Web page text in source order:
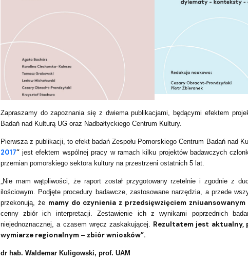
Zapraszamy do zapoznania się z dwiema publikacjami, będącymi efektem
Badań nad Kulturą UG oraz Nadbałtyckiego Centrum Kultury.
Pierwsza z publikacji, to efekt badań Zespołu Pomorskiego Centrum Badań nad
2017”jest efektem wspólnej pracy w ramach kilku projektów badawczych
przemian pomorskiego sektora kultury na przestrzeni ostatnich 5 lat.
„Nie mam wątpliwości, że raport został przygotowany rzetelnie i zgodnie z
ilościowym. Podjęte procedury badawcze, zastosowane narzędzia, a przede
przekonują, że mamy do czynienia z przedsięwzięciem
cenny zbiór ich interpretacji. Zestawienie ich z wynikami poprzednich
niejednoznacznej, a czasem wręcz zaskakującej.
Rezultatem jest
wymiarze regionalnym – zbiór wniosków”.
dr hab. Waldemar Kuligowski, prof. UAM